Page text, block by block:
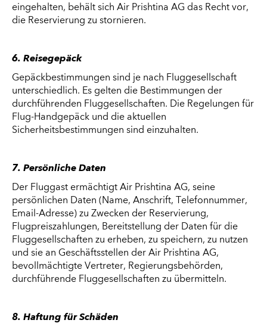
eingehalten, behält sich Air Prishtina AG das Recht vor,
die Reservierung zu stornieren.
6. Reisegepäck
Gepäckbestimmungen sind je nach Fluggesellschaft
unterschiedlich. Es gelten die Bestimmungen der
durchführenden Fluggesellschaften. Die Regelungen für
Flug-Handgepäck und die aktuellen
Sicherheitsbestimmungen sind einzuhalten.
7. Persönliche Daten
Der Fluggast ermächtigt Air Prishtina AG, seine
persönlichen Daten (Name, Anschrift, Telefonnummer,
Email-Adresse) zu Zwecken der Reservierung,
Flugpreiszahlungen, Bereitstellung der Daten für die
Fluggesellschaften zu erheben, zu speichern, zu nutzen
und sie an Geschäftsstellen der Air Prishtina AG,
bevollmächtigte Vertreter, Regierungsbehörden,
durchführende Fluggesellschaften zu übermitteln.
8. Haftung für Schäden